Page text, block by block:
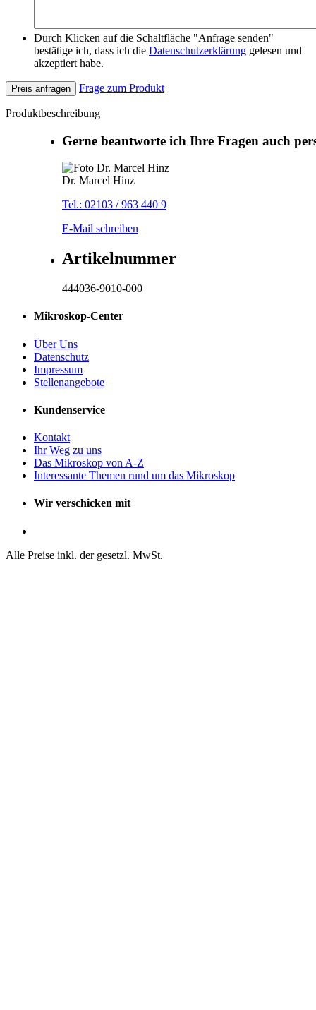
Durch Klicken auf die Schaltfläche "Anfrage senden"
bestätige ich, dass ich die Datenschutzerklärung gelesen und
akzeptiert habe.
Preis anfragen Frage zum Produkt
Produktbeschreibung
Gerne beantworte ich Ihre Fragen auch
Dr. Marcel Hinz
Tel.: 02103 / 963 440 9
E-Mail schreiben
Artikelnummer
444036-9010-000
Mikroskop-Center
Über Uns
Datenschutz
Impressum
Stellenangebote
Kundenservice
Kontakt
Ihr Weg zu uns
Das Mikroskop von A-Z
Interessante Themen rund um das Mikroskop
Wir verschicken mit
Alle Preise inkl. der gesetzl. MwSt.